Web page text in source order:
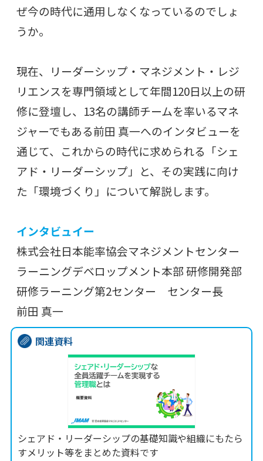
ぜ今の時代に通用しなくなっているのでしょ
うか。
現在、リーダーシップ・マネジメント・レジ
リエンスを専門領域として年間120日以上の研
修に登壇し、13名の講師チームを率いるマネ
ジャーでもある前田 真一へのインタビューを
通じて、これからの時代に求められる「シェ
アド・リーダーシップ」と、その実践に向け
た「環境づくり」について解説します。
インタビュイー
株式会社日本能率協会マネジメントセンター
ラーニングデベロップメント本部 研修開発部
研修ラーニング第2センター センター長
前田 真一
関連資料
シェアド・リーダーシップの基礎知識や組織にもたら
すメリット等をまとめた資料です